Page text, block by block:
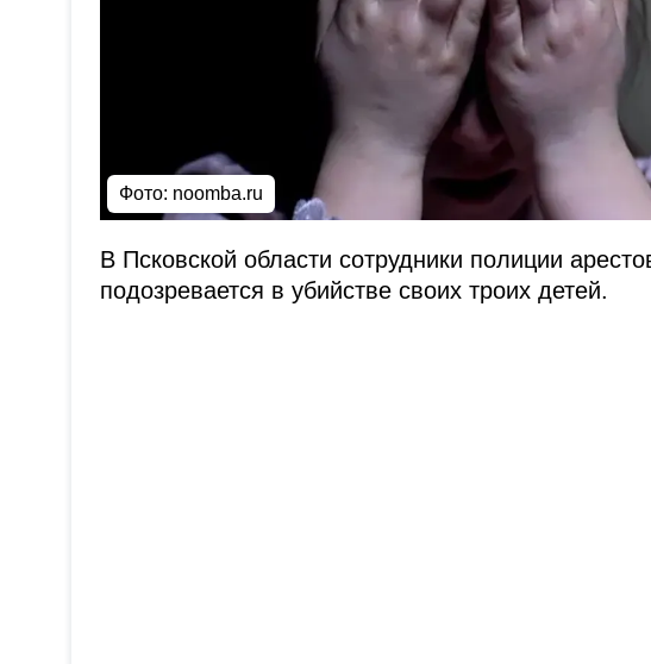
Фото: noomba.ru
В Псковской области сотрудники полиции
подозревается в убийстве своих троих детей.